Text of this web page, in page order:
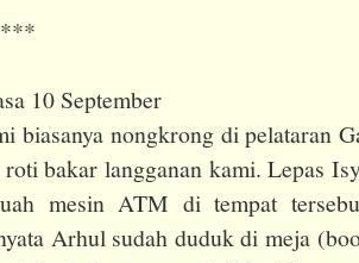
10 September
biasanya nongkrong di pelataran
roti bakar langganan kami. Lepas
mesin ATM di tempat
Arhul sudah duduk di meja